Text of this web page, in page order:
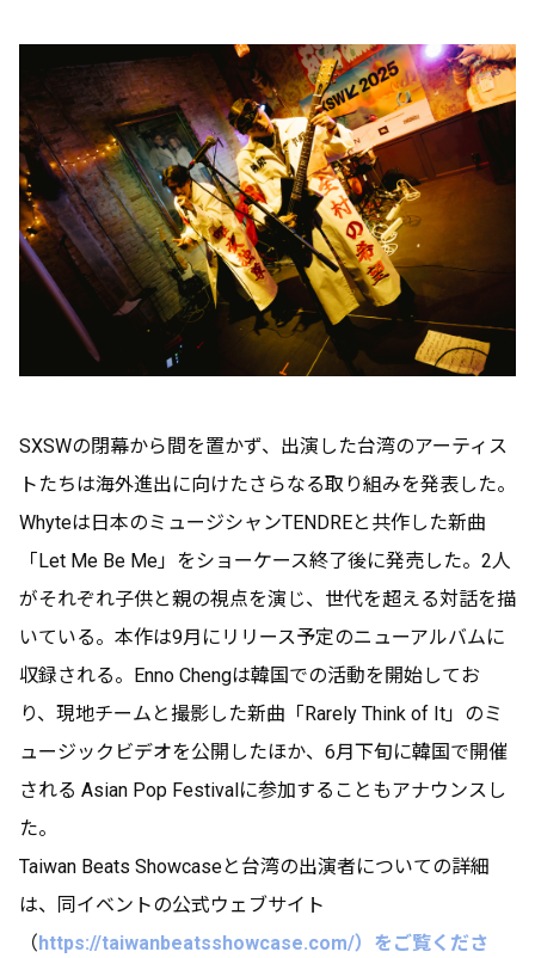
SXSWの閉幕から間を置かず、出演した台湾のアーティス
トたちは海外進出に向けたさらなる取り組みを発表した。
Whyteは日本のミュージシャンTENDREと共作した新曲
「Let Me Be Me」をショーケース終了後に発売した。2人
がそれぞれ子供と親の視点を演じ、世代を超える対話を描
いている。本作は9月にリリース予定のニューアルバムに
収録される。Enno Chengは韓国での活動を開始してお
り、現地チームと撮影した新曲「Rarely Think of It」のミ
ュージックビデオを公開したほか、6月下旬に韓国で開催
される Asian Pop Festivalに参加することもアナウンスし
た。
Taiwan Beats Showcaseと台湾の出演者についての詳細
は、同イベントの公式ウェブサイト
（https://taiwanbeatsshowcase.com/）をご覧くださ